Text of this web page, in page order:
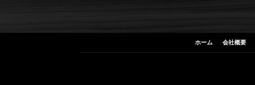
ホーム 会社概要